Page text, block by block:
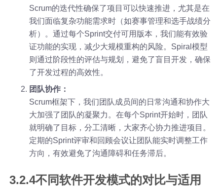
Scrum的迭代性确保了项目可以快速推进，尤其是在
我们面临复杂功能需求时（如赛事管理和选手战绩分
析）。通过每个Sprint交付可用版本，我们能有效验
证功能的实现，减少大规模重构的风险。Spiral模型
则通过阶段性的评估与规划，避免了盲目开发，确保
了开发过程的高效性。
团队协作：
Scrum框架下，我们团队成员间的日常沟通和协作大
大加强了团队的凝聚力。在每个Sprint开始时，团队
就明确了目标，分工清晰，大家齐心协力推进项目。
定期的Sprint评审和回顾会议让团队能实时调整工作
方向，有效避免了沟通障碍和任务滞后。
3.2.4不同软件开发模式的对比与适用